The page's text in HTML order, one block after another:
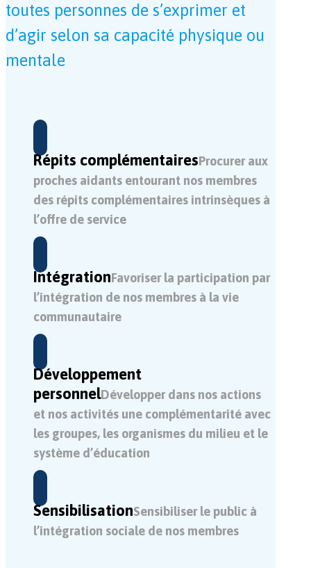
toutes personnes de s’exprimer et
d’agir selon sa capacité physique ou
mentale
Répits complémentairesProcurer aux
proches aidants entourant nos membres
des répits complémentaires intrinsèques à
l’offre de service
IntégrationFavoriser la participation par
l’intégration de nos membres à la vie
communautaire
Développement
personnelDévelopper dans nos actions
et nos activités une complémentarité avec
les groupes, les organismes du milieu et le
système d’éducation
SensibilisationSensibiliser le public à
l’intégration sociale de nos membres